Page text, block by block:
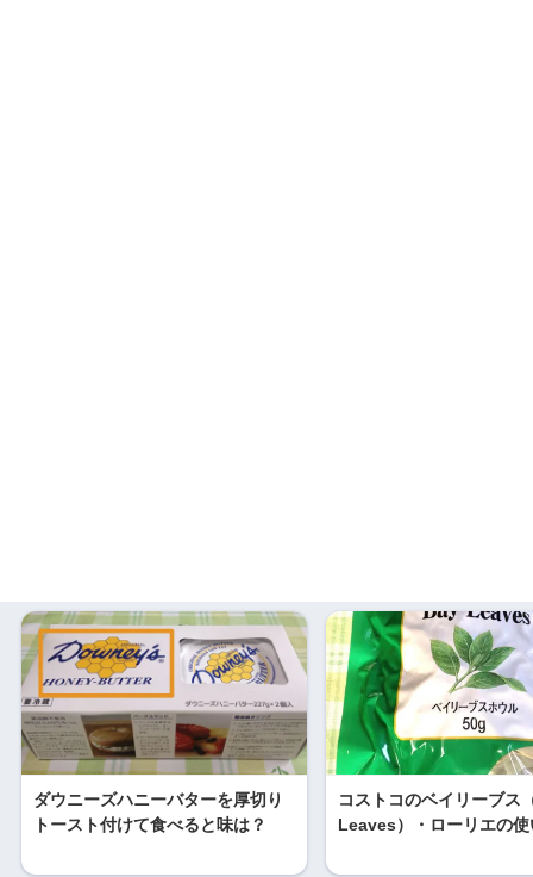
ダウニーズハニーバターを厚切り
トースト付けて食べると味は？
コストコのベイリーブス
Leaves）・ローリエの使